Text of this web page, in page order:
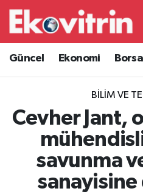
Güncel Ekonomi
BILIM VE
Cevher Jant,
savunma
sanayisine
Güncel
Ekonomi
Borsa Haberleri
İş Dünyası
Lojistik
Hava Durumu
Trafik Durumu
Süper Lig Puan
Tüm Manşetler
Son Dakika Haberleri